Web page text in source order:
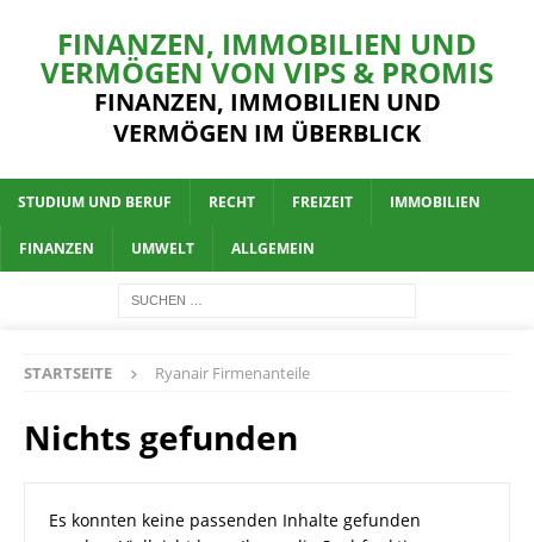
FINANZEN, IMMOBILIEN UND
VERMÖGEN VON VIPS & PROMIS
FINANZEN, IMMOBILIEN UND
VERMÖGEN IM ÜBERBLICK
STUDIUM UND BERUF RECHT FREIZEIT IMMOBILIEN
FINANZEN UMWELT ALLGEMEIN
STARTSEITE Ryanair Firmenanteile
Nichts gefunden
Es konnten keine passenden Inhalte gefunden